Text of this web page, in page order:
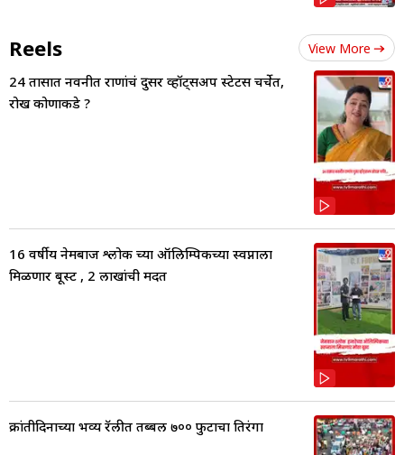
Reels View More
24 तासात नवनीत राणांचं दुसर व्हॉट्सअप स्टेटस चर्चेत,
रोख कोणाकडे ?
16 वर्षीय नेमबाज श्लोक च्या ऑलिम्पिकच्या स्वप्नाला
मिळणार बूस्ट , 2 लाखांची मदत
क्रांतीदिनाच्या भव्य रॅलीत तब्बल ७०० फुटाचा तिरंगा